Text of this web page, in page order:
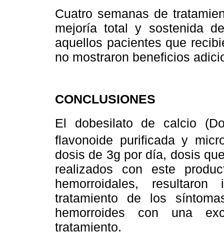
Cuatro semanas de
mejoría total y sostenida
aquellos pacientes que
no mostraron beneficios
CONCLUSIONES
El dobesilato de calcio
flavonoide purificada y
dosis de 3g por día, dosis
realizados con este
hemorroidales,
tratamiento de los
hemorroides con una
tratamiento.